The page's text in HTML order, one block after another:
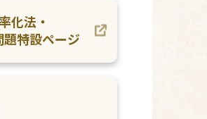
化法・
特設ページ